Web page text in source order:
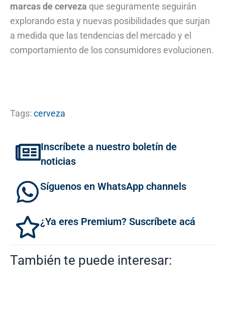
marcas de cerveza que seguramente seguirán
explorando esta y nuevas posibilidades que surjan
a medida que las tendencias del mercado y el
comportamiento de los consumidores evolucionen.
Tags: cerveza
Inscríbete a nuestro boletín de
noticias
Síguenos en WhatsApp channels
¿Ya eres Premium? Suscríbete acá
También te puede interesar: